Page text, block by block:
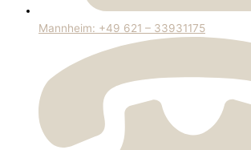
Mannheim: +49 621 – 33931175